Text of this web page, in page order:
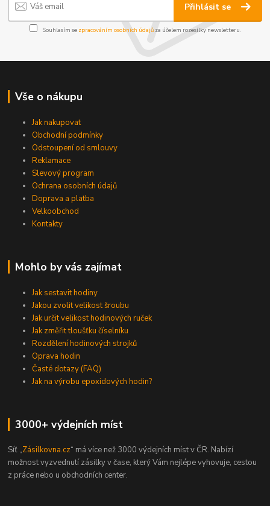
Přihlásit se
Souhlasím se zpracováním osobních údajůza účelem rozesílky newsletteru.
Vše o nákupu
Jak nakupovat
Obchodní podmínky
Odstoupení od smlouvy
Reklamace
Slevový program
Ochrana osobních údajů
Doprava a platba
Velkoobchod
Kontakty
Mohlo by vás zajímat
Jak sestavit hodiny
Jakou zvolit velikost šroubu
Jak určit velikost hodinových ruček
Jak změřit tloušťku číselníku
Rozdělení hodinových strojků
Oprava hodin
Časté dotazy (FAQ)
Jak na výrobu epoxidových hodin?
3000+ výdejních míst
Síť „Zásilkovna.cz“ má více než 3000 výdejních míst v ČR. Nabízí
možnost vyzvednutí zásilky v čase, který Vám nejlépe vyhovuje, cestou
z práce nebo u obchodních center.